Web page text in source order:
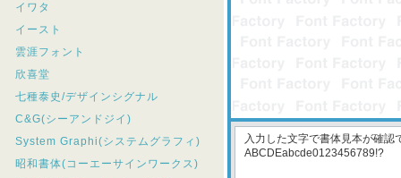
イワタ
イースト
雲涯フォント
欣喜堂
七種泰史/デザインシグナル
C&G(シーアンドジイ)
System Graphi(システムグラフィ)
昭和書体(コーエーサインワークス)